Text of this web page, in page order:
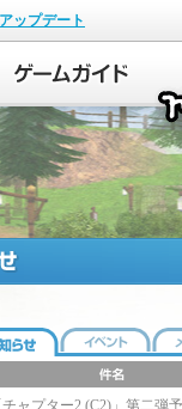
ップデート
チャプター2 (C2)」第二弾